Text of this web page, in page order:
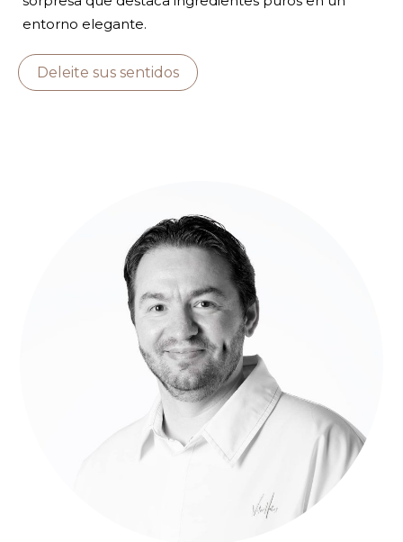
entorno elegante.
Deleite sus sentidos